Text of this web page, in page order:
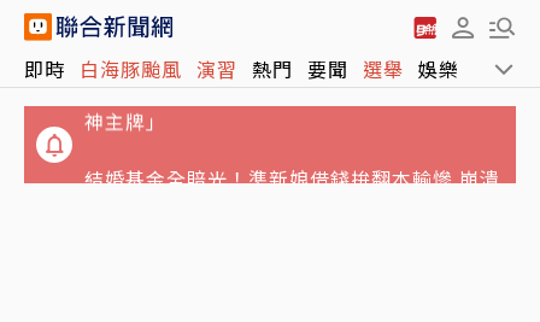
即時 白海豚颱風 演習 熱門 要聞 選舉 娛樂 運動
神主牌」
結婚基金全賠光！準新娘借錢拚翻本輸慘 崩潰